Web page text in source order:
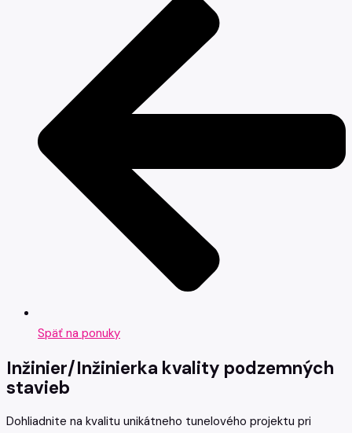
Späť na ponuky
Inžinier/Inžinierka kvality podzemných
stavieb
Dohliadnite na kvalitu unikátneho tunelového projektu pri